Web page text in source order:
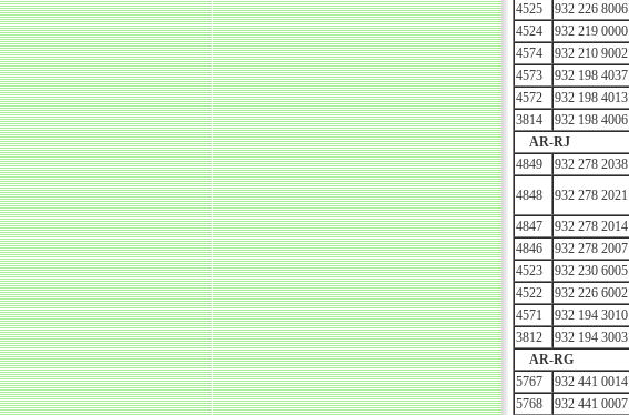
4525
932 226 8006
4524
932 219 0000
4574
932 210 9002
4573
932 198 4037
4572
932 198 4013
3814
932 198 4006
AR-RJ
4849
932 278 2038
4848
932 278 2021
4847
932 278 2014
4846
932 278 2007
4523
932 230 6005
4522
932 226 6002
4571
932 194 3010
3812
932 194 3003
AR-RG
5767
932 441 0014
5768
932 441 0007